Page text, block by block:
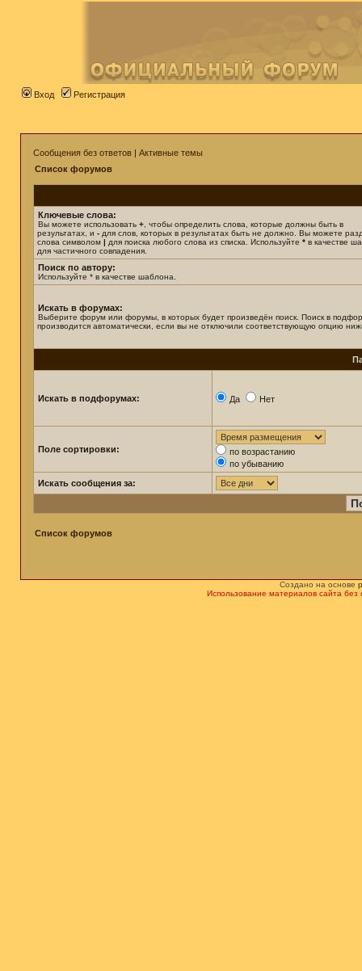
Вход Регистрация
Сообщения без ответов | Активные темы
Список форумов
Ключевые слова:
Вы можете использовать + , чтобы определить слова, которые должны быть в
результатах, и - для слов, которых в результатах быть не должно. Вы можете
слова символом | для поиска любого слова из списка. Используйте * в качестве
для частичного совпадения.
Поиск по автору:
Используйте * в качестве шаблона.
Искать в форумах:
Выберите форум или форумы, в которых будет произведён поиск. Поиск в
производится автоматически, если вы не отключили соответствующую опцию
Искать в подфорумах: Да Нет
Поле сортировки:
по возрастанию
по убыванию
Искать сообщения за:
Список форумов
Создано на основе
Использование материалов сайта